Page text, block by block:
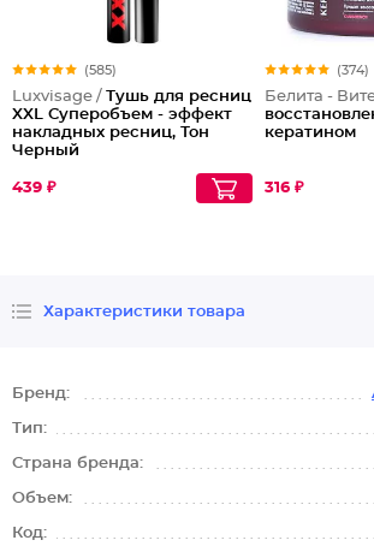
(585)
Luxvisage / Тушь для ресниц
XXL Суперобъем - эффект
накладных ресниц, Тон
Черный
439 ₽
(374)
Белита -
кератином
316 ₽
Характеристики товара
Бренд:
Тип:
Страна бренда:
Объем:
Код: